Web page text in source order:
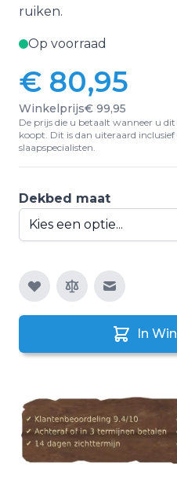
ruiken.
Op voorraad
Vanaf:
€ 80,95
Winkelprijs€ 99,95
De prijs die u betaalt wanneer u
koopt. Dit is dan uiteraard
slaapspecialisten.
Dekbed maat
E-mail
In